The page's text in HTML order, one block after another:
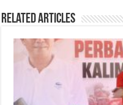
Related Articles